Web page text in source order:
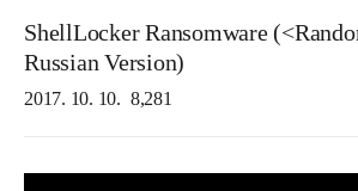
ShellLocker Ransomware
Russian Version)
2017. 10. 10. 8,281